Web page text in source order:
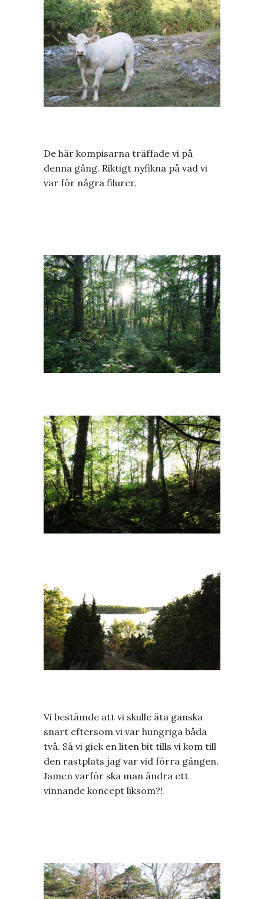
De här kompisarna träffade vi på
denna gång. Riktigt nyfikna på vad vi
var för några filurer.
Vi bestämde att vi skulle äta ganska
snart eftersom vi var hungriga båda
två. Så vi gick en liten bit tills vi kom till
den rastplats jag var vid förra gången.
Jamen varför ska man ändra ett
vinnande koncept liksom?!